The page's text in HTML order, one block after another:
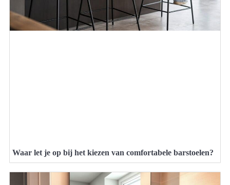
Waar let je op bij het kiezen van comfortabele barstoelen?